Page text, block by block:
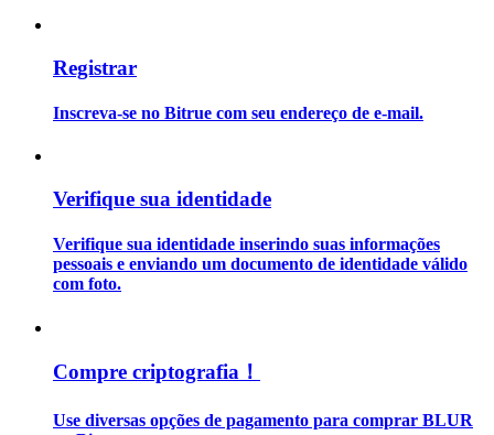
Estratégias de negociação
Aprenda como se manter lucrativo
Registrar
Inscreva-se no Bitrue com seu endereço de e-mail.
Verifique sua identidade
Verifique sua identidade inserindo suas informações
pessoais e enviando um documento de identidade válido
com foto.
Compre criptografia！
Use diversas opções de pagamento para comprar BLUR